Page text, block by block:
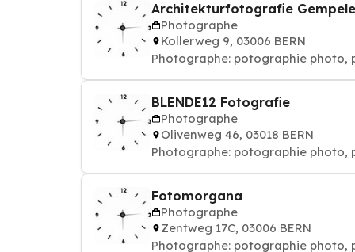
Architekturfotografie
Photographe
Kollerweg 9, 03006 BERN
Photographe: potographie
BLENDE12 Fotografie
Photographe
Olivenweg 46, 03018 BERN
Photographe: potographie
Fotomorgana
Photographe
Zentweg 17C, 03006 BERN
Photographe: potographie